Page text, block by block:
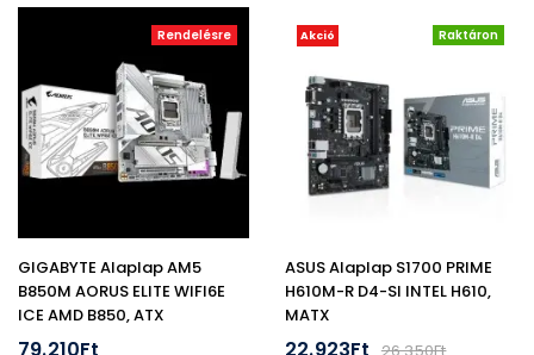
Rendelésre
GIGABYTE Alaplap AM5
B850M AORUS ELITE WIFI6E
ICE AMD B850, ATX
Akció Raktáron
ASUS Alaplap S1700 PRIME
H610M-R D4-SI INTEL H610,
MATX